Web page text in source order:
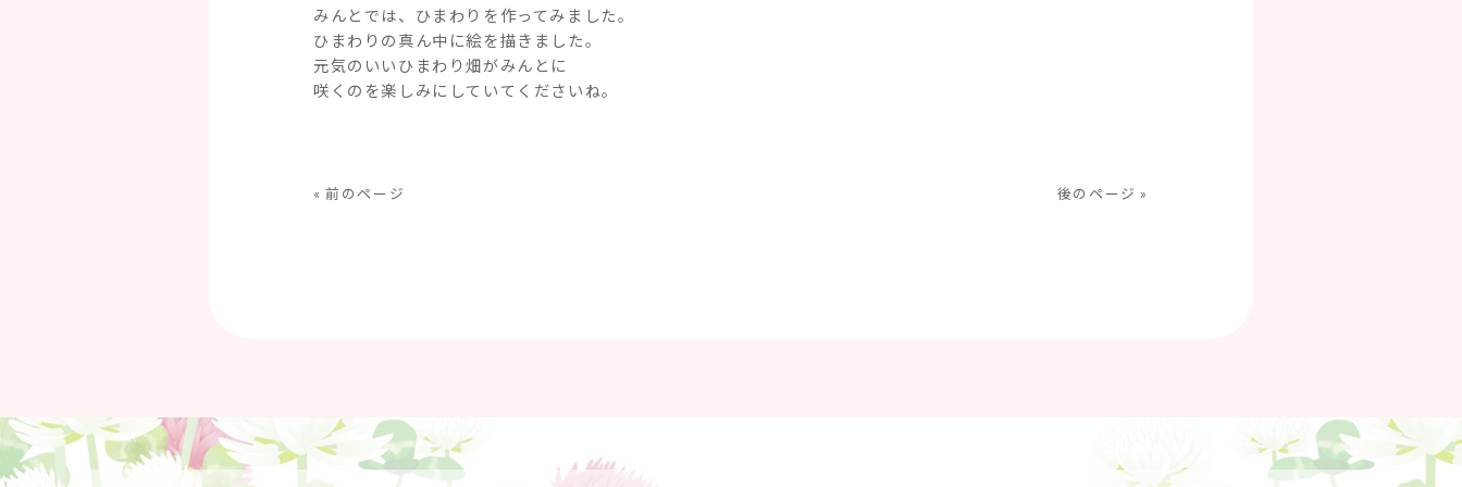
みんとでは、ひまわりを作ってみました。
ひまわりの真ん中に絵を描きました。
元気のいいひまわり畑がみんとに
咲くのを楽しみにしていてくださいね。
« 前のページ 後のページ »